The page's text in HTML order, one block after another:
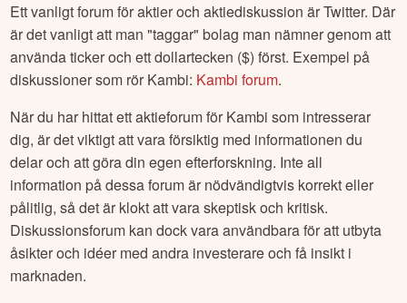
Ett vanligt forum för aktier och aktiediskussion är Twitter. Där
är det vanligt att man "taggar" bolag man nämner genom att
använda ticker och ett dollartecken ($) först. Exempel på
diskussioner som rör Kambi: Kambi forum.
När du har hittat ett aktieforum för Kambi som intresserar
dig, är det viktigt att vara försiktig med informationen du
delar och att göra din egen efterforskning. Inte all
information på dessa forum är nödvändigtvis korrekt eller
pålitlig, så det är klokt att vara skeptisk och kritisk.
Diskussionsforum kan dock vara användbara för att utbyta
åsikter och idéer med andra investerare och få insikt i
marknaden.